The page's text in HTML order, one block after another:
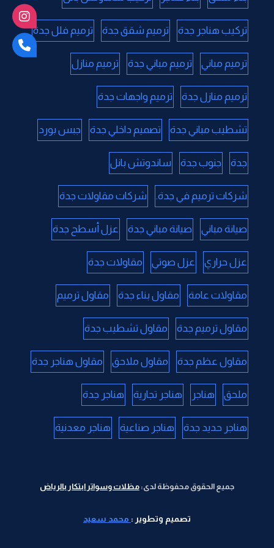
تركيب هناجر جدة ترميم شقق جدة ترميم فلل جدة
ترميم مباني ترميم مباني جدة ترميم منازل
ترميم منازل جدة ترميم واجهات جدة
تشطيب مباني جدة تصميم داخلي جدة جبس بورد
جدة جنوب جدة ساندوتش بانل
شركات ترميم في جدة. شركات مقاولات جدة
صيانة مباني صيانة مباني جدة عزل أسطح جدة
عزل حراري عزل صوتي مقاولات جدة
مقاولات عامة مقاول بناء جدة مقاول ترميم
مقاول ترميم جدة مقاول تشطيب جدة
مقاول عظم جدة مقاول ملاحق مقاول هناجر جدة
ملحق هناجر هناجر تجارية هناجر جدة
هناجر حديد جدة هناجر صناعية هناجر معدنية
جميع الحقوق محفوظة لدى: مظلات وسواتر ابتكار بالرياض
تصميم وتطوير : محمد سعيد